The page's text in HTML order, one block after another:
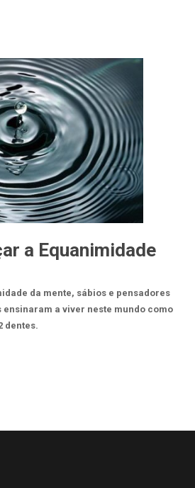
a Equanimidade
da mente, sábios e pensadores
ensinaram a viver neste mundo como
dentes.